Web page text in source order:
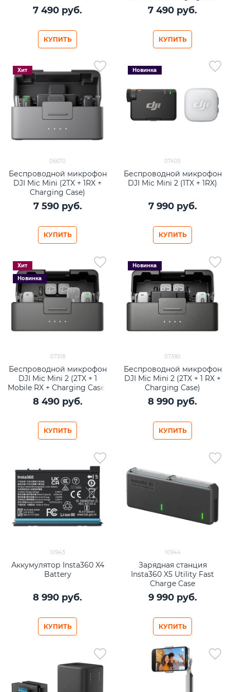
7 490 руб.
КУПИТЬ
7 490 руб.
КУПИТЬ
Хит
06670
Беспроводной микрофон
DJI Mic Mini (2TX + 1RX +
Charging Case)
7 590 руб.
КУПИТЬ
Новинка
07405
Беспроводной микрофон
DJI Mic Mini 2 (1TX + 1RX)
7 990 руб.
КУПИТЬ
Хит
Новинка
07318
Беспроводной микрофон
DJI Mic Mini 2 (2TX + 1
Mobile RX + Charging Case)
8 490 руб.
КУПИТЬ
Новинка
07380
Беспроводной микрофон
DJI Mic Mini 2 (2TX + 1 RX +
Charging Case)
8 990 руб.
КУПИТЬ
10943
Аккумулятор Insta360 X4
Battery
8 990 руб.
КУПИТЬ
10944
Зарядная станция
Insta360 X5 Utility Fast
Charge Case
9 990 руб.
КУПИТЬ